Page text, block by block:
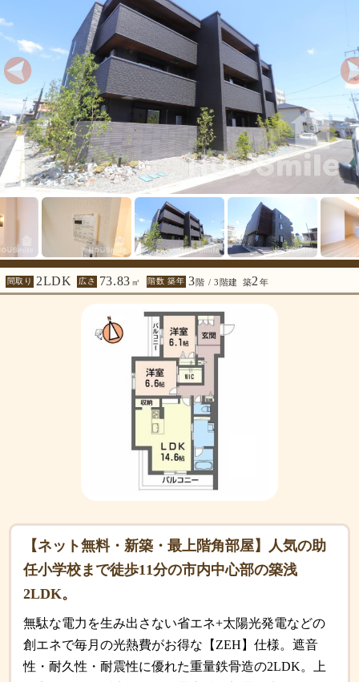
間取り 2LDK 広さ 73.83 ㎡ 階数 築年 3階 / 3階建 築2 年
【ネット無料・新築・最上階角部屋】人気の助
任小学校まで徒歩11分の市内中心部の築浅
2LDK。
無駄な電力を生み出さない省エネ+太陽光発電などの
創エネで毎月の光熱費がお得な【ZEH】仕様。遮音
性・耐久性・耐震性に優れた重量鉄骨造の2LDK。上